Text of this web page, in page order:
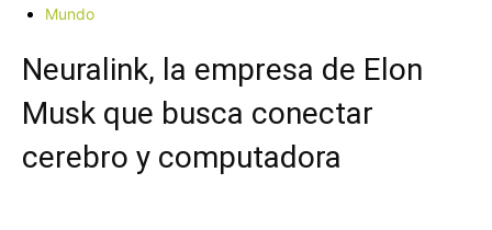
Mundo
Neuralink, la empresa de Elon
Musk que busca conectar
cerebro y computadora